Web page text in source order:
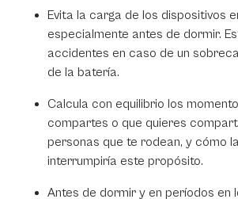
Evita la carga de los dispositivos
especialmente antes de dormir.
accidentes en caso de un
de la batería.
Calcula con equilibrio los
compartes o que quieres
personas que te rodean, y cómo
interrumpiría este propósito. ​​​​​​​
Antes de dormir y en períodos en